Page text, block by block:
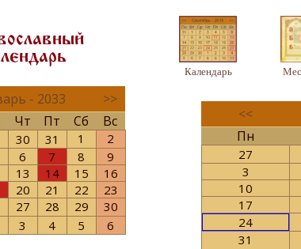
- 2033
>>
Чт Пт Сб Вс
30 31 1
2
6 7 8
9
13 14 15
16
20 21 22
23
27 28 29
30
3 4 5 6
Календарь
<<
Пн
27
3
10
17
24
31